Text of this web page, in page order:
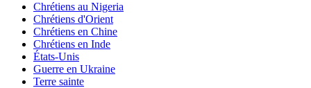
Chrétiens au Nigeria
Chrétiens d'Orient
Chrétiens en Chine
Chrétiens en Inde
États-Unis
Guerre en Ukraine
Terre sainte